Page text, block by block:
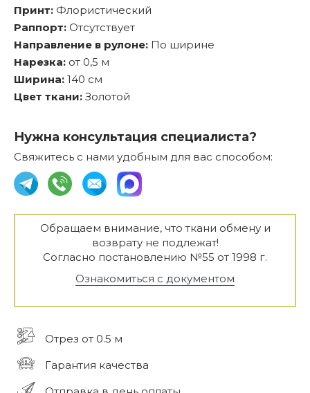
Принт: Флористический
Раппорт: Отсутствует
Направление в рулоне: По ширине
Нарезка: от 0,5 м
Ширина: 140 см
Цвет ткани: Золотой
Нужна консультация специалиста?
Свяжитесь с нами удобным для вас способом:
Обращаем внимание, что ткани обмену и
возврату не подлежат!
Согласно постановлению №55 от 1998 г.
Ознакомиться с документом
Отрез от 0.5 м
Гарантия качества